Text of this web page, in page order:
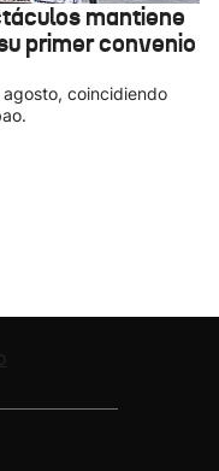
mantiene
primer convenio
coincidiendo